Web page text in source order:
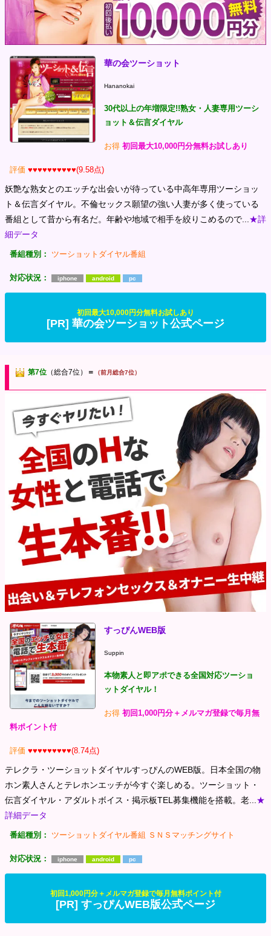
華の会ツーショット
Hananokai
30代以上の年増限定!!熟女・人妻専用ツーシ
ョット＆伝言ダイヤル
お得 初回最大10,000円分無料お試しあり
評価 ♥♥♥♥♥♥♥♥♥♥(9.58点)
妖艶な熟女とのエッチな出会いが待っている中高年専用ツーショッ
ト＆伝言ダイヤル。不倫セックス願望の強い人妻が多く使っている
番組として昔から有名だ。年齢や地域で相手を絞りこめるので...★詳
細データ
番組種別： ツーショットダイヤル番組
対応状況： iphone android pc
初回最大10,000円分無料お試しあり
[PR] 華の会ツーショット公式ページ
第7位 （総合7位） ＝ （前月総合7位）
すっぴんWEB版
Suppin
本物素人と即アポできる全国対応ツーショ
ットダイヤル！
お得 初回1,000円分＋メルマガ登録で毎月無
料ポイント付
評価 ♥♥♥♥♥♥♥♥♥(8.74点)
テレクラ・ツーショットダイヤルすっぴんのWEB版。日本全国の物
ホン素人さんとテレホンエッチが今すぐ楽しめる。ツーショット・
伝言ダイヤル・アダルトボイス・掲示板TEL募集機能を搭載。老... ★
詳細データ
番組種別： ツーショットダイヤル番組 ＳＮＳマッチングサイト
対応状況： iphone android pc
初回1,000円分＋メルマガ登録で毎月無料ポイント付
[PR] すっぴんWEB版公式ページ